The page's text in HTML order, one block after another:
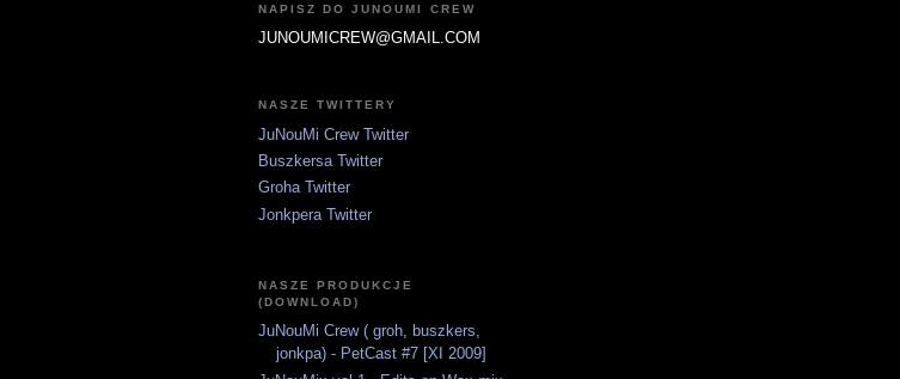
NAPISZ DO JUNOUMI CREW
JUNOUMICREW@GMAIL.COM
NASZE TWITTERY
JuNouMi Crew Twitter
Buszkersa Twitter
Groha Twitter
Jonkpera Twitter
NASZE PRODUKCJE
(DOWNLOAD)
JuNouMi Crew ( groh, buszkers,
jonkpa) - PetCast #7 [XI 2009]